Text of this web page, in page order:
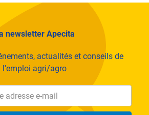
newsletter Apecita
actualités et conseils de
l'emploi agri/agro